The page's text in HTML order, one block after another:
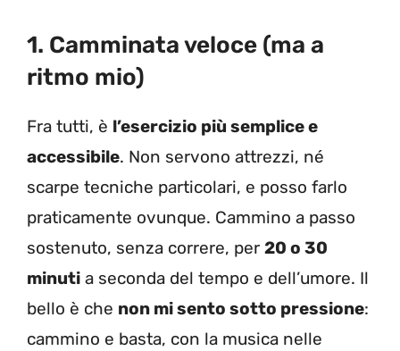
1. Camminata veloce (ma a
ritmo mio)
Fra tutti, è l’esercizio più semplice e
accessibile. Non servono attrezzi, né
scarpe tecniche particolari, e posso farlo
praticamente ovunque. Cammino a passo
sostenuto, senza correre, per 20 o 30
minuti a seconda del tempo e dell’umore. Il
bello è che non mi sento sotto pressione:
cammino e basta, con la musica nelle